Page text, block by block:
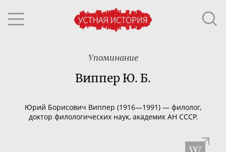
Упоминание
Виппер Ю. Б.
Юрий Борисович Виппер (1916—1991) — филолог,
доктор филологических наук, академик АН СССР.